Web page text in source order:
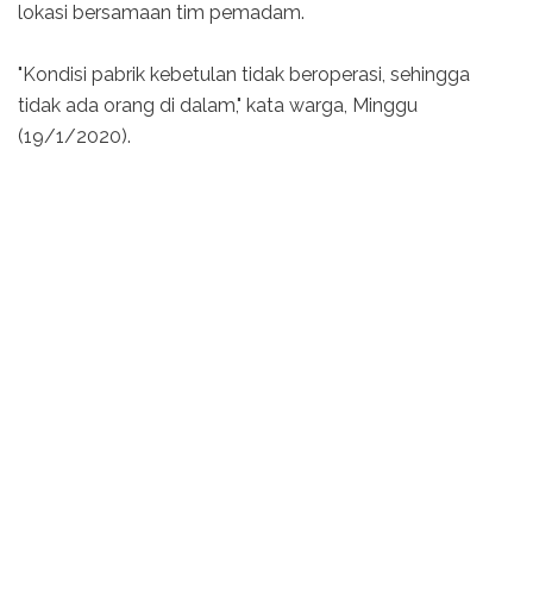
lokasi bersamaan tim pemadam.
"Kondisi pabrik kebetulan tidak beroperasi, sehingga
tidak ada orang di dalam," kata warga, Minggu
(19/1/2020).